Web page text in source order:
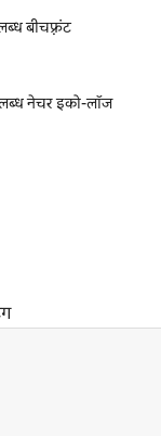
बीचफ़्रंट
नेचर इको-लॉज